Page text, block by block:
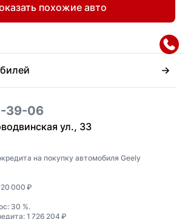
похожие авто
39-06
ул., 33
на покупку автомобиля Geely
000 ₽
30 %.
1 726 204 ₽